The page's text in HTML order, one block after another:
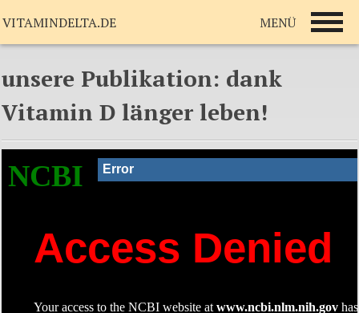
unsere Publikation: dank
Vitamin D länger leben!
VITAMINDELTA.DE MENÜ